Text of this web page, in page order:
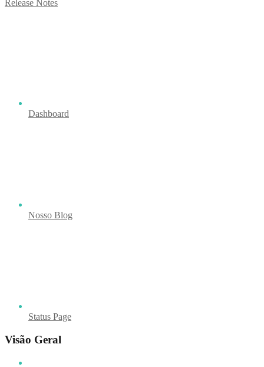
Release Notes
Dashboard
Nosso Blog
Status Page
Visão Geral